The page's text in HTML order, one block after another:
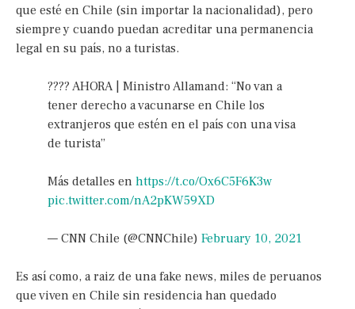
que esté en Chile (sin importar la nacionalidad), pero
siempre y cuando puedan acreditar una permanencia
legal en su país, no a turistas.
???? AHORA | Ministro Allamand: “No van a
tener derecho a vacunarse en Chile los
extranjeros que estén en el país con una visa
de turista”
Más detalles en https://t.co/Ox6C5F6K3w
pic.twitter.com/nA2pKW59XD
— CNN Chile (@CNNChile) February 10, 2021
Es así como, a raiz de una fake news, miles de peruanos
que viven en Chile sin residencia han quedado